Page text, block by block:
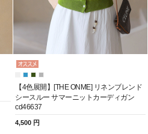
【4色展開】[THE ONME] リネンブレンド
シースルー サマーニットカーディガン
cd46637
4,500 円